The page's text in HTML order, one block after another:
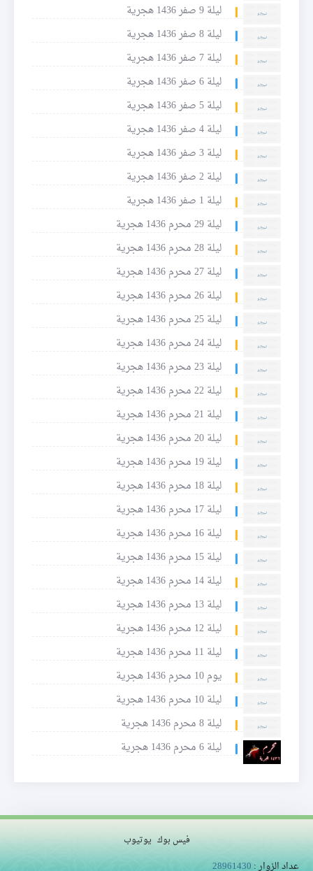
ليلة 9 صفر 1436 هجرية
ليلة 8 صفر 1436 هجرية
ليلة 7 صفر 1436 هجرية
ليلة 6 صفر 1436 هجرية
ليلة 5 صفر 1436 هجرية
ليلة 4 صفر 1436 هجرية
ليلة 3 صفر 1436 هجرية
ليلة 2 صفر 1436 هجرية
ليلة 1 صفر 1436 هجرية
ليلة 29 محرم 1436 هجرية
ليلة 28 محرم 1436 هجرية
ليلة 27 محرم 1436 هجرية
ليلة 26 محرم 1436 هجرية
ليلة 25 محرم 1436 هجرية
ليلة 24 محرم 1436 هجرية
ليلة 23 محرم 1436 هجرية
ليلة 22 محرم 1436 هجرية
ليلة 21 محرم 1436 هجرية
ليلة 20 محرم 1436 هجرية
ليلة 19 محرم 1436 هجرية
ليلة 18 محرم 1436 هجرية
ليلة 17 محرم 1436 هجرية
ليلة 16 محرم 1436 هجرية
ليلة 15 محرم 1436 هجرية
ليلة 14 محرم 1436 هجرية
ليلة 13 محرم 1436 هجرية
ليلة 12 محرم 1436 هجرية
ليلة 11 محرم 1436 هجرية
يوم 10 محرم 1436 هجرية
ليلة 10 محرم 1436 هجرية
ليلة 8 محرم 1436 هجرية
ليلة 6 محرم 1436 هجرية
فيس بوك يوتيوب
عداد الزوار :28961430